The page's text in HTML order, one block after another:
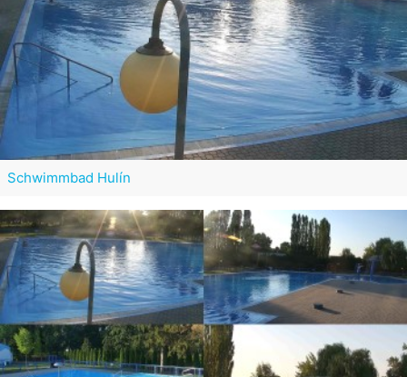
Schwimmbad Hulín